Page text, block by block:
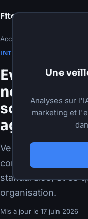
Fito DamourNotes
Accueil
INTELLIGENCE
Eve de
nouveau
source
agents IA
Vercel publie Eve,
construire des
standardise, et ce
organisation.
Mis à jour le 17 juin 2026
Une
Analyses sur
marketing et